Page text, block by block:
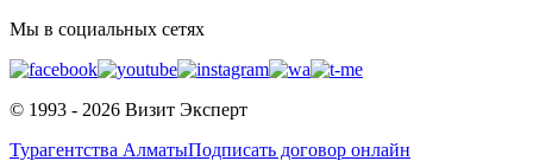
Мы в социальных сетях
© 1993 - 2026 Визит Эксперт
Турагентства АлматыПодписать договор онлайн